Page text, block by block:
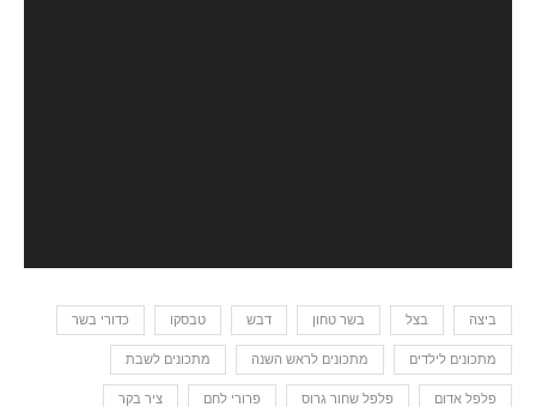
ביצה בצל בשר טחון דבש טבסקו כדורי בשר
מתכונים לילדים מתכונים לראש השנה מתכונים לשבת
פלפל אדום פלפל שחור גרוס פרורי לחם ציר בקר